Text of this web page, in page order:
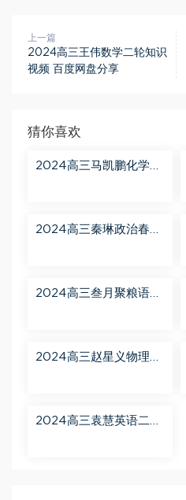
上一篇
2024高三王伟数学二轮知识
视频 百度网盘分享
猜你喜欢
2024高三马凯鹏化学一
2024高三秦琳政治春季
2024高三叁月聚粮语文
2024高三赵星义物理二
2024高三袁慧英语二轮